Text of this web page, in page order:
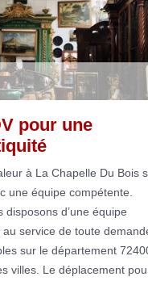
pour une
à La Chapelle Du Bois
une équipe compétente.
d’une équipe
service de toute
sur le département
villes. Le déplacement